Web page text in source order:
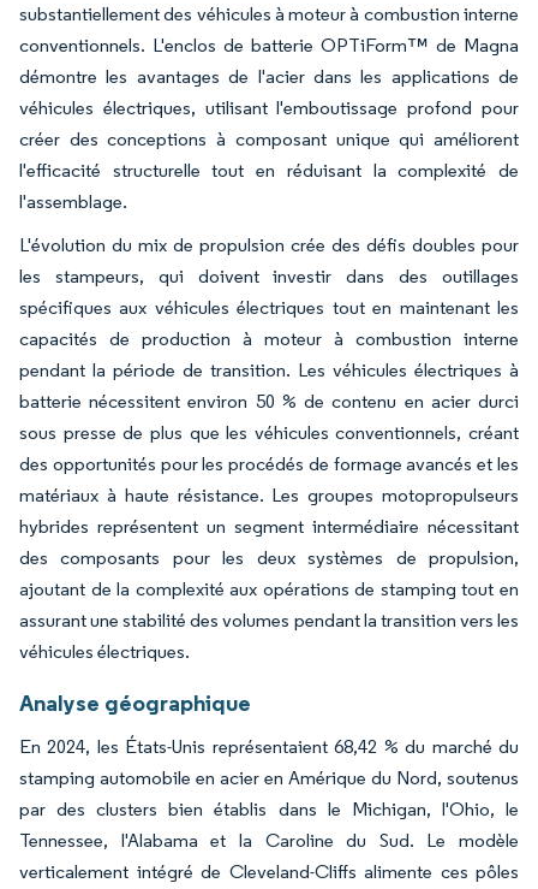
substantiellement des véhicules à moteur à combustion interne
conventionnels. L'enclos de batterie OPTiForm™ de Magna
démontre les avantages de l'acier dans les applications de
véhicules électriques, utilisant l'emboutissage profond pour
créer des conceptions à composant unique qui améliorent
l'efficacité structurelle tout en réduisant la complexité de
l'assemblage.
L'évolution du mix de propulsion crée des défis doubles pour
les stampeurs, qui doivent investir dans des outillages
spécifiques aux véhicules électriques tout en maintenant les
capacités de production à moteur à combustion interne
pendant la période de transition. Les véhicules électriques à
batterie nécessitent environ 50 % de contenu en acier durci
sous presse de plus que les véhicules conventionnels, créant
des opportunités pour les procédés de formage avancés et les
matériaux à haute résistance. Les groupes motopropulseurs
hybrides représentent un segment intermédiaire nécessitant
des composants pour les deux systèmes de propulsion,
ajoutant de la complexité aux opérations de stamping tout en
assurant une stabilité des volumes pendant la transition vers les
véhicules électriques.
Analyse géographique
En 2024, les États-Unis représentaient 68,42 % du marché du
stamping automobile en acier en Amérique du Nord, soutenus
par des clusters bien établis dans le Michigan, l'Ohio, le
Tennessee, l'Alabama et la Caroline du Sud. Le modèle
verticalement intégré de Cleveland-Cliffs alimente ces pôles